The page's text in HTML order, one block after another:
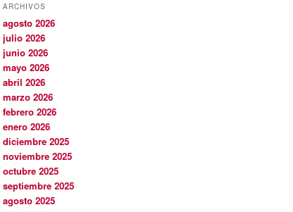
ARCHIVOS
agosto 2026
julio 2026
junio 2026
mayo 2026
abril 2026
marzo 2026
febrero 2026
enero 2026
diciembre 2025
noviembre 2025
octubre 2025
septiembre 2025
agosto 2025